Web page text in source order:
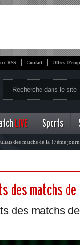
RSS Contact Offres
LIVE Sports
des matchs de la 17ème
des matchs de
des matchs